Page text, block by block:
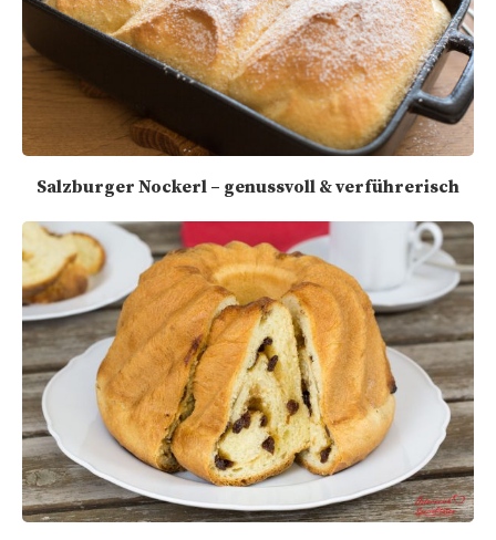
Salzburger Nockerl – genussvoll & verführerisch